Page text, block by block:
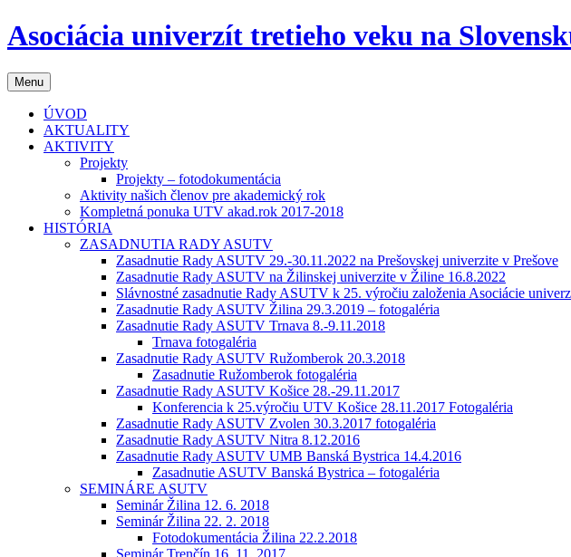
Preskočiť
na
Asociácia univerzít tretieho veku na
Menu
ÚVOD
AKTUALITY
AKTIVITY
Projekty
Projekty – fotodokumentácia
Aktivity našich členov pre akademický rok
Kompletná ponuka UTV akad.rok 2017-2018
HISTÓRIA
ZASADNUTIA RADY ASUTV
Zasadnutie Rady ASUTV 29.-30.11.2022 na Prešovskej univerzite v Prešove
Zasadnutie Rady ASUTV na Žilinskej univerzite v Žiline 16.8.2022
Slávnostné zasadnutie Rady ASUTV k 25. výročiu založenia Asociácie
Zasadnutie Rady ASUTV Žilina 29.3.2019 – fotogaléria
Zasadnutie Rady ASUTV Trnava 8.-9.11.2018
Trnava fotogaléria
Zasadnutie Rady ASUTV Ružomberok 20.3.2018
Zasadnutie Ružomberok fotogaléria
Zasadnutie Rady ASUTV Košice 28.-29.11.2017
Konferencia k 25.výročiu UTV Košice 28.11.2017 Fotogaléria
Zasadnutie Rady ASUTV Zvolen 30.3.2017 fotogaléria
Zasadnutie Rady ASUTV Nitra 8.12.2016
Zasadnutie Rady ASUTV UMB Banská Bystrica 14.4.2016
Zasadnutie ASUTV Banská Bystrica – fotogaléria
SEMINÁRE ASUTV
Seminár Žilina 12. 6. 2018
Seminár Žilina 22. 2. 2018
Fotodokumentácia Žilina 22.2.2018
Seminár Trenčín 16. 11. 2017